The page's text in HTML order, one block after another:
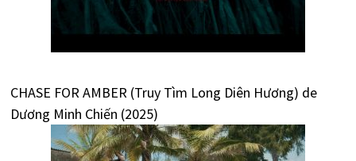
CHASE FOR AMBER (Truy Tìm Long Diên Hương) de
Dương Minh Chiến (2025)